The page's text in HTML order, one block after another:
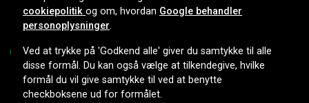
Copyright © 2026, Spares Nordic AB
cookiepolitik og om, hvordan Google behandler
personoplysninger.
Ved at trykke på 'Godkend alle' giver du samtykke til alle
disse formål. Du kan også vælge at tilkendegive, hvilke
formål du vil give samtykke til ved at benytte
checkboksene ud for formålet.